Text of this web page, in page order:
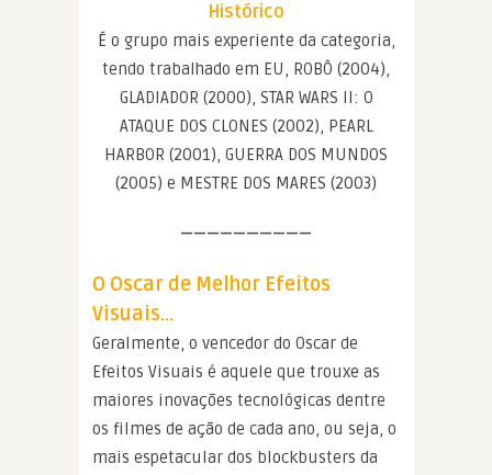
Histórico
É o grupo mais experiente da categoria,
tendo trabalhado em EU, ROBÔ (2004),
GLADIADOR (2000), STAR WARS II: O
ATAQUE DOS CLONES (2002), PEARL
HARBOR (2001), GUERRA DOS MUNDOS
(2005) e MESTRE DOS MARES (2003)
——————————
O Oscar de Melhor Efeitos
Visuais…
Geralmente, o vencedor do Oscar de
Efeitos Visuais é aquele que trouxe as
maiores inovações tecnológicas dentre
os filmes de ação de cada ano, ou seja, o
mais espetacular dos blockbusters da